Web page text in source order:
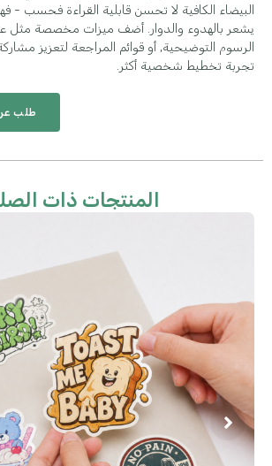
البيضاء الكافية لا تحسن قابلية القراءة فحسب -
يشعر بالهدوء والدوار. أضف ميزات مخصصة مثل
الرسوم التوضيحية, أو قوائم المراجعة لتعزيز
تجربة تخطيط شخصية أكثر.
طلب
المنتجات ذات الصلة